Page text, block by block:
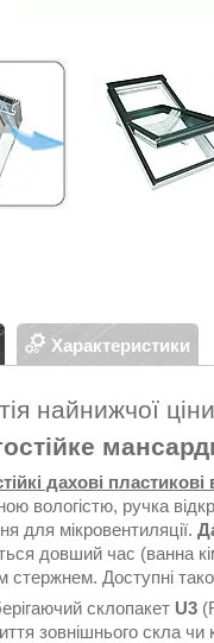
Характеристики
найнижчої
дахові пластикові
вологістю, ручка
для мікровентиляції.
довший час (ванна
стержнем. Доступні
склопакет U3
зовнішнього скла